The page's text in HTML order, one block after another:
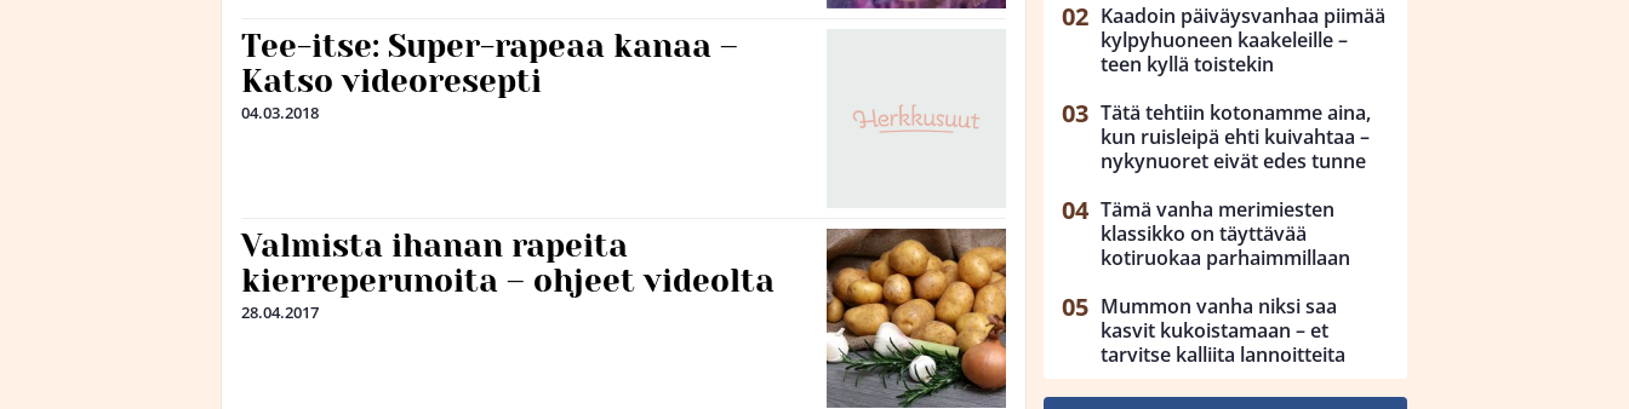
Tee-itse: Super-rapeaa kanaa –
Katso videoresepti
04.03.2018
Valmista ihanan rapeita
kierreperunoita – ohjeet videolta
28.04.2017
Kaadoin päiväysvanhaa piimää
kylpyhuoneen kaakeleille –
teen kyllä toistekin
Tätä tehtiin kotonamme aina,
kun ruisleipä ehti kuivahtaa –
nykynuoret eivät edes tunne
Tämä vanha merimiesten
klassikko on täyttävää
kotiruokaa parhaimmillaan
Mummon vanha niksi saa
kasvit kukoistamaan – et
tarvitse kalliita lannoitteita